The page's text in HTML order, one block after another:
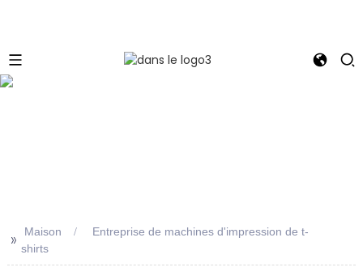
>> Maison
Entreprise de machines d'impression de t-
shirts